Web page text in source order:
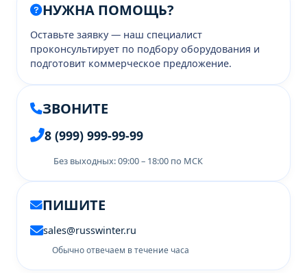
НУЖНА ПОМОЩЬ?
Оставьте заявку — наш специалист
проконсультирует по подбору оборудования и
подготовит коммерческое предложение.
ЗВОНИТЕ
8 (999) 999-99-99
Без выходных: 09:00 – 18:00 по МСК
ПИШИТЕ
sales@russwinter.ru
Обычно отвечаем в течение часа